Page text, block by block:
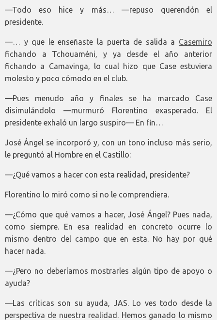
—Todo eso hice y más… —repuso querendón el
presidente.
—… y que le enseñaste la puerta de salida a Casemiro
fichando a Tchouaméni, y ya desde el año anterior
fichando a Camavinga, lo cual hizo que Case estuviera
molesto y poco cómodo en el club.
—Pues menudo año y finales se ha marcado Case
disimulándolo —murmuró Florentino exasperado. El
presidente exhaló un largo suspiro— En fin…
José Ángel se incorporó y, con un tono incluso más serio,
le preguntó al Hombre en el Castillo:
—¿Qué vamos a hacer con esta realidad, presidente?
Florentino lo miró como si no le comprendiera.
—¿Cómo que qué vamos a hacer, José Ángel? Pues nada,
como siempre. En esa realidad en concreto ocurre lo
mismo dentro del campo que en esta. No hay por qué
hacer nada.
—¿Pero no deberíamos mostrarles algún tipo de apoyo o
ayuda?
—Las críticas son su ayuda, JAS. Lo ves todo desde la
perspectiva de nuestra realidad. Hemos ganado lo mismo